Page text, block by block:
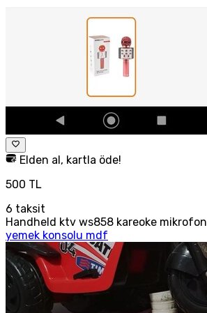
Elden al, kartla öde!
500 TL
6 taksit
Handheld ktv ws858 kareoke mikrofon
yemek konsolu mdf